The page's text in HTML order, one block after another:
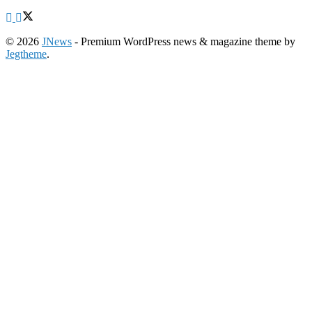
© 2026 JNews - Premium WordPress news & magazine theme by
Jegtheme.